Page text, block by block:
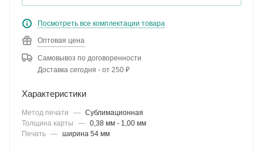
Посмотреть все комплектации товара
Оптовая цена
Самовывоз по договоренности
Доставка сегодня - от 250 ₽
Характеристики
Метод печати — Сублимационная
Толщина карты
— 0,38 мм - 1,00 мм
Печать — ширина 54 мм